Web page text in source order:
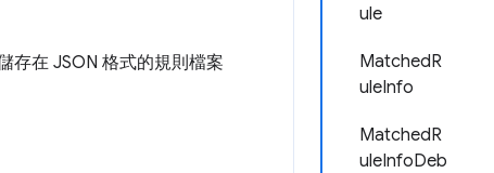
ule
MatchedR
uleInfo
MatchedR
uleInfoDeb
存在 JSON 格式的規則檔案